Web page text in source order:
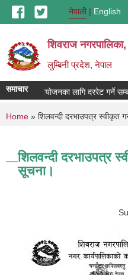
Skip to main contentनेपाली English
शिवराज
लुम्बिनी प्रदेश, नेपाल
समाचार
निर्धारण प्रयोजनका लागि दररेट गर्ने
You are here
Home » शिलवन्दी दरभाउपत्र स्वीकृत
शिलवन्दी दरभाउपत्र
सूचना।